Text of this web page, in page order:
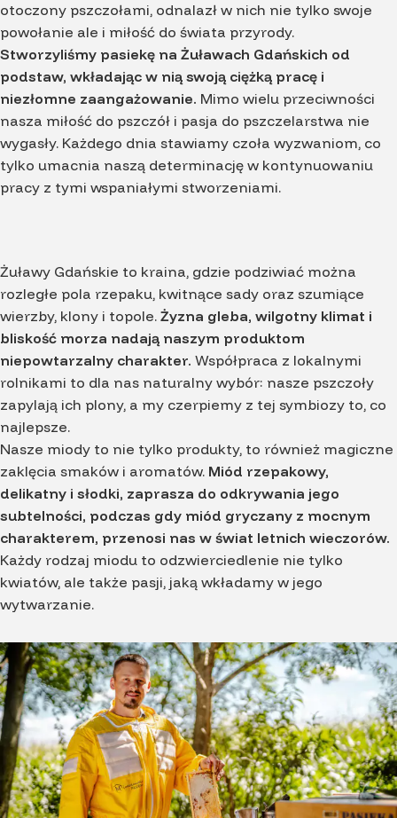
otoczony pszczołami, odnalazł w nich nie tylko swoje
powołanie ale i miłość do świata przyrody.
Stworzyliśmy pasiekę na Żuławach Gdańskich od
podstaw, wkładając w nią swoją ciężką pracę i
niezłomne zaangażowanie. Mimo wielu przeciwności
nasza miłość do pszczół i pasja do pszczelarstwa nie
wygasły. Każdego dnia stawiamy czoła wyzwaniom, co
tylko umacnia naszą determinację w kontynuowaniu
pracy z tymi wspaniałymi stworzeniami.
Żuławy Gdańskie to kraina, gdzie podziwiać można
rozległe pola rzepaku, kwitnące sady oraz szumiące
wierzby, klony i topole. Żyzna gleba, wilgotny klimat i
bliskość morza nadają naszym produktom
niepowtarzalny charakter. Współpraca z lokalnymi
rolnikami to dla nas naturalny wybór: nasze pszczoły
zapylają ich plony, a my czerpiemy z tej symbiozy to, co
najlepsze.
Nasze miody to nie tylko produkty, to również magiczne
zaklęcia smaków i aromatów. Miód rzepakowy,
delikatny i słodki, zaprasza do odkrywania jego
subtelności, podczas gdy miód gryczany z mocnym
charakterem, przenosi nas w świat letnich wieczorów.
Każdy rodzaj miodu to odzwierciedlenie nie tylko
kwiatów, ale także pasji, jaką wkładamy w jego
wytwarzanie.